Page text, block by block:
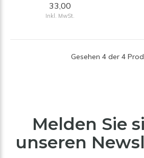
33,00
Inkl. MwSt.
Gesehen 4 der 4
Melden Sie
unseren